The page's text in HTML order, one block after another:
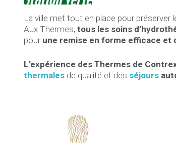
La ville met tout en place pour préserver
Aux Thermes, tous les soins
pour une remise en forme efficace et
L’expérience des Thermes de
thermales de qualité et des séjours